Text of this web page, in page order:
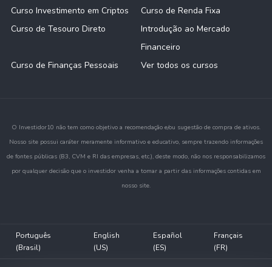
Curso Investimento em Criptos
Curso de Renda Fixa
Curso de Tesouro Direto
Introdução ao Mercado
Financeiro
Curso de Finanças Pessoais
Ver todos os cursos
O Investidor10 não tem como objetivo a recomendação e/ou sugestão de compra de ativos.
Nosso site possui caráter meramente informativo e educativo, sempre trazendo informações
de fontes públicas (B3, CVM e RI das empresas, etc.), deste modo, não nos responsabilizamos
por qualquer decisão que o investidor venha a tomar a partir das informações contidas em
nosso site.
Português
(Brasil)
English
(US)
Español
(ES)
Français
(FR)